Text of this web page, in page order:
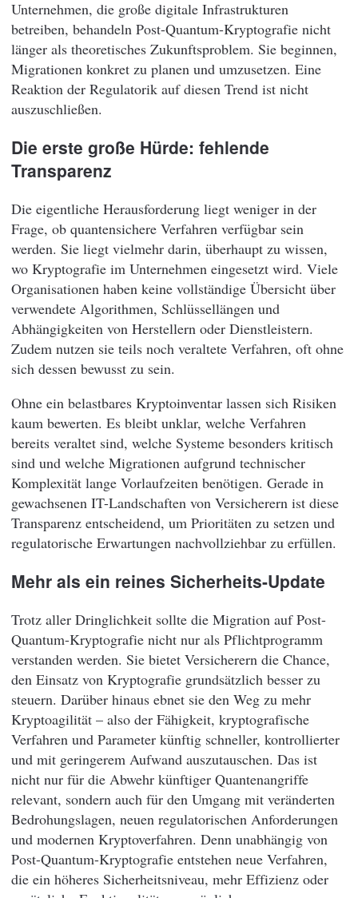
Unternehmen, die große digitale Infrastrukturen
betreiben, behandeln Post-Quantum-Kryptografie nicht
länger als theoretisches Zukunftsproblem. Sie beginnen,
Migrationen konkret zu planen und umzusetzen. Eine
Reaktion der Regulatorik auf diesen Trend ist nicht
auszuschließen.
Die erste große Hürde: fehlende
Transparenz
Die eigentliche Herausforderung liegt weniger in der
Frage, ob quantensichere Verfahren verfügbar sein
werden. Sie liegt vielmehr darin, überhaupt zu wissen,
wo Kryptografie im Unternehmen eingesetzt wird. Viele
Organisationen haben keine vollständige Übersicht über
verwendete Algorithmen, Schlüssellängen und
Abhängigkeiten von Herstellern oder Dienstleistern.
Zudem nutzen sie teils noch veraltete Verfahren, oft ohne
sich dessen bewusst zu sein.
Ohne ein belastbares Kryptoinventar lassen sich Risiken
kaum bewerten. Es bleibt unklar, welche Verfahren
bereits veraltet sind, welche Systeme besonders kritisch
sind und welche Migrationen aufgrund technischer
Komplexität lange Vorlaufzeiten benötigen. Gerade in
gewachsenen IT-Landschaften von Versicherern ist diese
Transparenz entscheidend, um Prioritäten zu setzen und
regulatorische Erwartungen nachvollziehbar zu erfüllen.
Mehr als ein reines Sicherheits-Update
Trotz aller Dringlichkeit sollte die Migration auf Post-
Quantum-Kryptografie nicht nur als Pflichtprogramm
verstanden werden. Sie bietet Versicherern die Chance,
den Einsatz von Kryptografie grundsätzlich besser zu
steuern. Darüber hinaus ebnet sie den Weg zu mehr
Kryptoagilität – also der Fähigkeit, kryptografische
Verfahren und Parameter künftig schneller, kontrollierter
und mit geringerem Aufwand auszutauschen. Das ist
nicht nur für die Abwehr künftiger Quantenangriffe
relevant, sondern auch für den Umgang mit veränderten
Bedrohungslagen, neuen regulatorischen Anforderungen
und modernen Kryptoverfahren. Denn unabhängig von
Post-Quantum-Kryptografie entstehen neue Verfahren,
die ein höheres Sicherheitsniveau, mehr Effizienz oder